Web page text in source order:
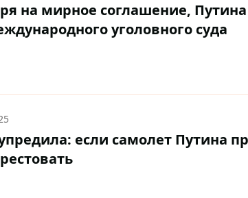
на мирное соглашение, Путина
уголовного суда
если самолет Путина